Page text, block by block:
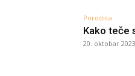
Porodica
Kako teče
20. oktobar 2023.